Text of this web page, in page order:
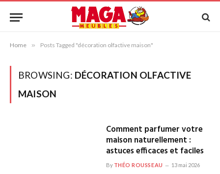
Home » Posts Tagged "décoration olfactive maison"
BROWSING: DÉCORATION OLFACTIVE
MAISON
Comment parfumer votre
maison naturellement :
astuces efficaces et faciles
By THÉO ROUSSEAU 13 mai 2026